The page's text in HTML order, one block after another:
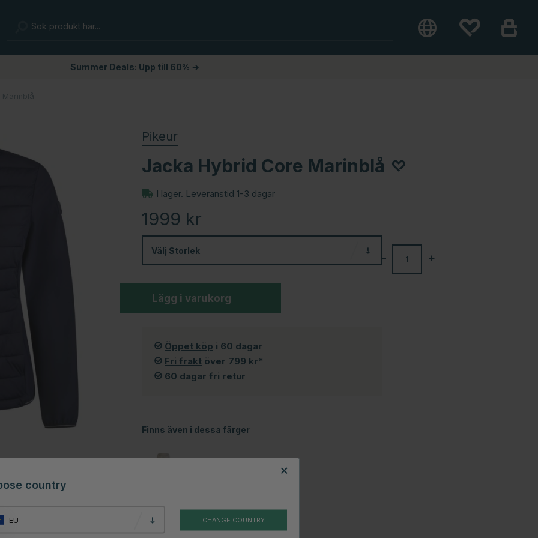
Summer Deals: Upp till 60% →
Pikeur
Jacka Hybrid Core Marinblå
I lager. Leveranstid 1-3 dagar
1999 kr
Välj Storlek +
-
Lägg i varukorg
Öppet köp i 60 dagar
Fri frakt över 799 kr*
60 dagar fri retur
Finns även i dessa färger
Beige
country
EU CHANGE COUNTRY